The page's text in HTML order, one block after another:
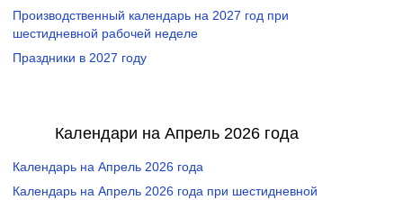
Производственный календарь на 2027 год при
шестидневной рабочей неделе
Праздники в 2027 году
Календари на Апрель 2026 года
Календарь на Апрель 2026 года
Календарь на Апрель 2026 года при шестидневной